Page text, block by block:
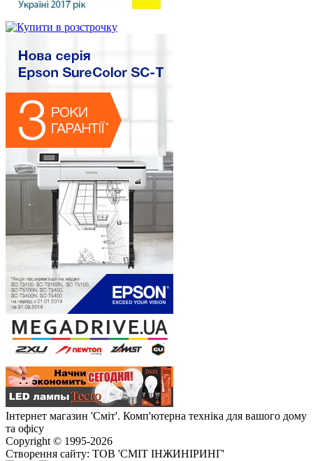
Інтернет магазин 'Сміт'. Комп'ютерна техніка для вашого дому
та офісу
Copyright © 1995-2026
Створення сайту: ТОВ 'СМІТ ІНЖИНІРИНГ'